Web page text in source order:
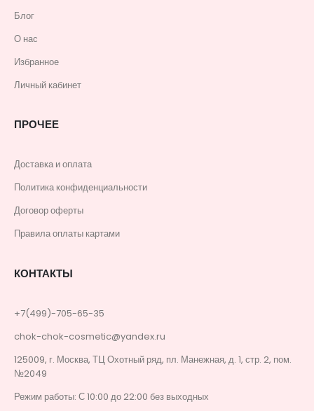
Блог
О нас
Избранное
Личный кабинет
ПРОЧЕЕ
Доставка и оплата
Политика конфиденциальности
Договор оферты
Правила оплаты картами
КОНТАКТЫ
+7(499)-705-65-35
chok-chok-cosmetic@yandex.ru
125009, г. Москва, ТЦ Охотный ряд, пл. Манежная, д. 1, стр. 2, пом.
№2049
Режим работы: С 10:00 до 22:00 без выходных